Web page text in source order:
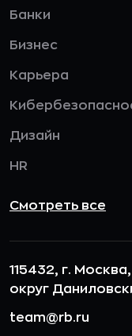
Банки
Бизнес
Карьера
Дизайн
HR
Смотреть все
115432, г.
округ
team@rb.ru